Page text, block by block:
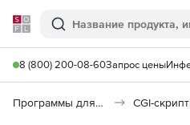
Softline
Поиск
8 (800) 200-08-60Запрос цены
Программы для программирования CGI-